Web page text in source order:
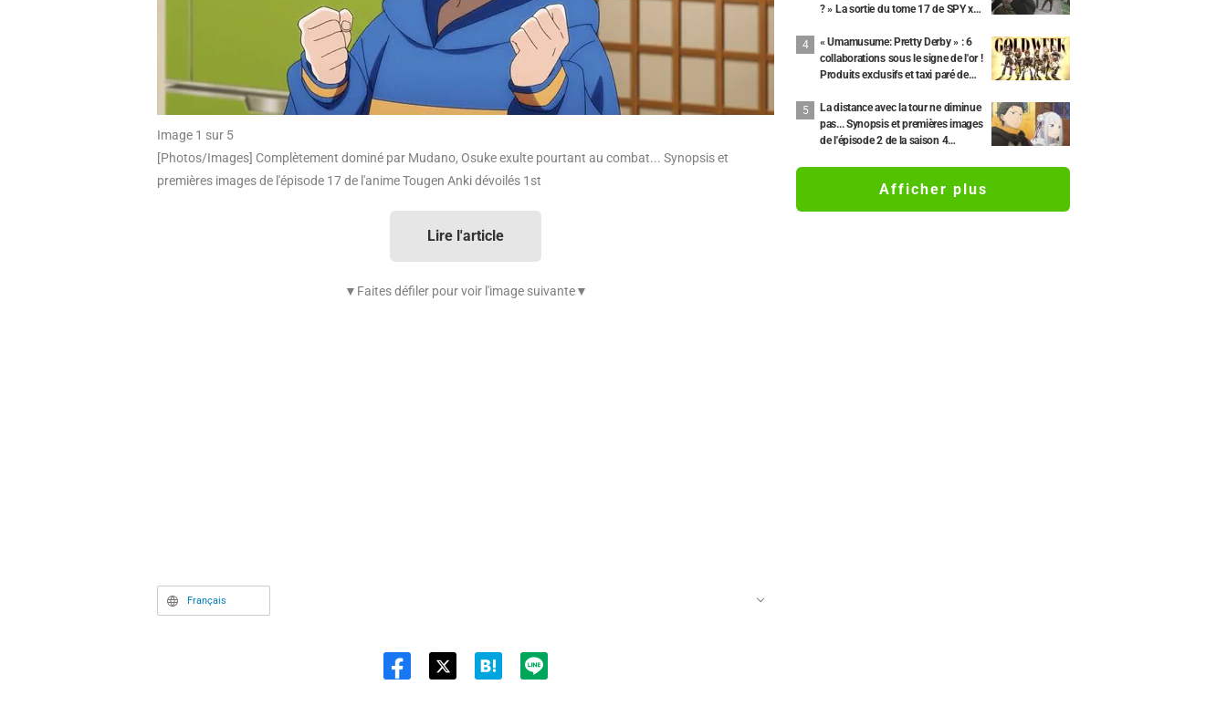
Image 1 sur 5
[Photos/Images] Complètement dominé par Mudano, Osuke exulte pourtant au combat... Synopsis et
premières images de l'épisode 17 de l'anime Tougen Anki dévoilés 1st
Lire l'article
▼Faites défiler pour voir l'image suivante▼
Français
? » La sortie du tome 17 de SPY x
Madame Tonitrus » font le buzz.
« Umamusume: Pretty Derby » : 6
collaborations sous le signe de l'or !
Produits exclusifs et taxi paré de
La distance avec la tour ne diminue
pas... Synopsis et premières images
de l'épisode 2 de la saison 4
Afficher plus